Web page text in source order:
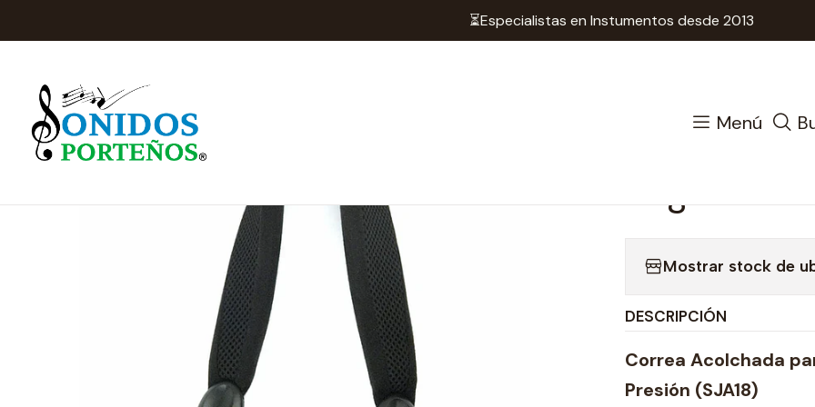
Menú
⏳Especialistas en Instumentos desde 2013
Colgadores Saxofon Colgador Rico Padded -
Colgador
/ Soprano
Seguridad
Mostrar stock de
DESCRIPCIÓN
Correa Acolchada
Presión (SJA18)